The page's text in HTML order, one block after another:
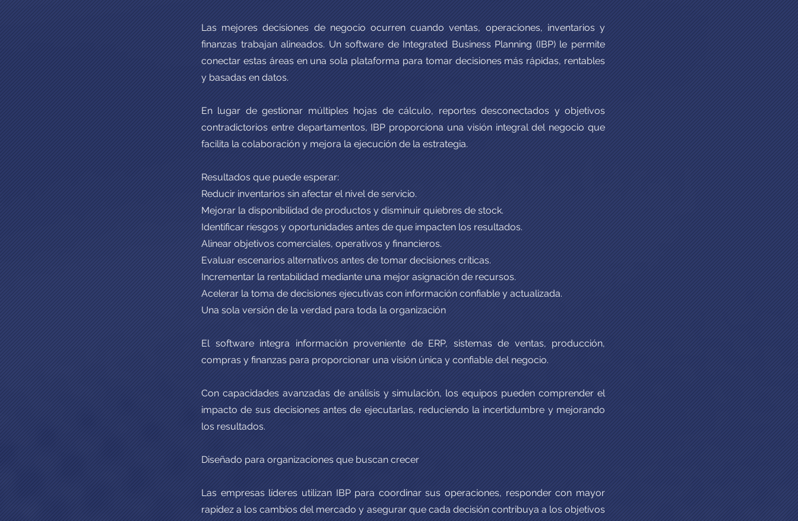
Las mejores decisiones de negocio ocurren cuando ventas, operaciones, inventarios y
finanzas trabajan alineados. Un software de Integrated Business Planning (IBP) le permite
conectar estas áreas en una sola plataforma para tomar decisiones más rápidas, rentables
y basadas en datos.
En lugar de gestionar múltiples hojas de cálculo, reportes desconectados y objetivos
contradictorios entre departamentos, IBP proporciona una visión integral del negocio que
facilita la colaboración y mejora la ejecución de la estrategia.
Resultados que puede esperar:
Reducir inventarios sin afectar el nivel de servicio.
Mejorar la disponibilidad de productos y disminuir quiebres de stock.
Identificar riesgos y oportunidades antes de que impacten los resultados.
Alinear objetivos comerciales, operativos y financieros.
Evaluar escenarios alternativos antes de tomar decisiones críticas.
Incrementar la rentabilidad mediante una mejor asignación de recursos.
Acelerar la toma de decisiones ejecutivas con información confiable y actualizada.
Una sola versión de la verdad para toda la organización
El software integra información proveniente de ERP, sistemas de ventas, producción,
compras y finanzas para proporcionar una visión única y confiable del negocio.
Con capacidades avanzadas de análisis y simulación, los equipos pueden comprender el
impacto de sus decisiones antes de ejecutarlas, reduciendo la incertidumbre y mejorando
los resultados.
Diseñado para organizaciones que buscan crecer
Las empresas líderes utilizan IBP para coordinar sus operaciones, responder con mayor
rapidez a los cambios del mercado y asegurar que cada decisión contribuya a los objetivos